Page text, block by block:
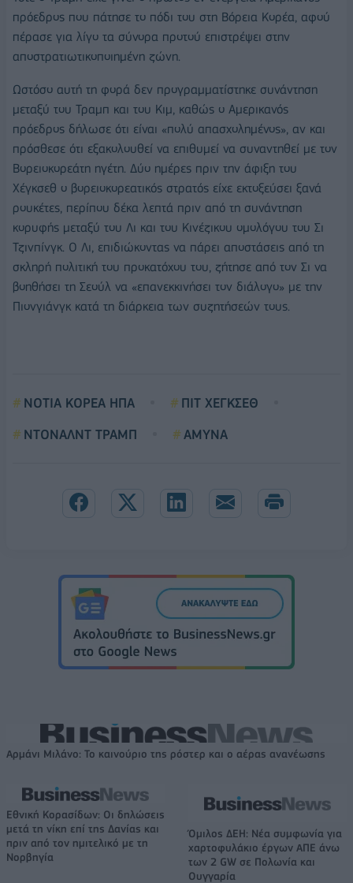
πρόεδρος που πάτησε το πόδι του στη Βόρεια Κορέα, αφού
πέρασε για λίγο τα σύνορα προτού επιστρέψει στην
αποστρατιωτικοποιημένη ζώνη.
Ωστόσο αυτή τη φορά δεν προγραμματίστηκε συνάντηση
μεταξύ του Τραμπ και του Κιμ, καθώς ο Αμερικανός
πρόεδρος δήλωσε ότι είναι «πολύ απασχολημένος», αν και
πρόσθεσε ότι εξακολουθεί να επιθυμεί να συναντηθεί με τον
Βορειοκορεάτη ηγέτη. Δύο ημέρες πριν την άφιξη του
Χέγκσεθ ο βορειοκορεατικός στρατός είχε εκτοξεύσει ξανά
ρουκέτες, περίπου δέκα λεπτά πριν από τη συνάντηση
κορυφής μεταξύ του Λι και του Κινέζικου ομολόγου του Σι
Τζινπίνγκ. Ο Λι, επιδιώκοντας να πάρει αποστάσεις από τη
σκληρή πολιτική του προκατόχου του, ζήτησε από τον Σι να
βοηθήσει τη Σεούλ να «επανεκκινήσει τον διάλογο» με την
Πιονγιάνγκ κατά τη διάρκεια των συζητήσεών τους.
ΝΟΤΙΑ ΚΟΡΕΑ ΗΠΑ
ΠΙΤ ΧΕΓΚΣΕΘ
ΝΤΟΝΑΛΝΤ ΤΡΑΜΠ
ΑΜΥΝΑ
Αρμάνι Μιλάνο: Το καινούριο της ρόστερ και ο αέρας ανανέωσης
Εθνική Κορασίδων: Οι δηλώσεις
μετά τη νίκη επί της Δανίας και
πριν από τον ημιτελικό με τη
Νορβηγία
Όμιλος ΔΕΗ: Νέα συμφωνία για
χαρτοφυλάκιο έργων ΑΠΕ άνω
των 2 GW σε Πολωνία και
Ουγγαρία